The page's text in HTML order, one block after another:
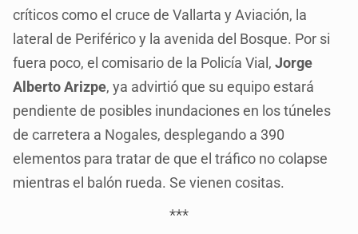
críticos como el cruce de Vallarta y Aviación, la
lateral de Periférico y la avenida del Bosque. Por si
fuera poco, el comisario de la Policía Vial,Jorge
Alberto Arizpe, ya advirtió que su equipo estará
pendiente de posibles inundaciones en los túneles
de carretera a Nogales, desplegando a 390
elementos para tratar de que el tráfico no colapse
mientras el balón rueda. Se vienen cositas.
***